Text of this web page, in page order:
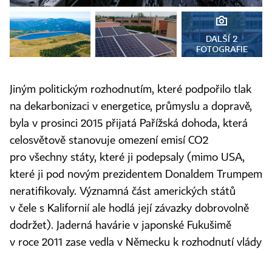
DALŠÍ 2
FOTOGRAFIE
Jiným politickým rozhodnutím, které podpořilo tlak
na dekarbonizaci v energetice, průmyslu a dopravě,
byla v prosinci 2015 přijatá Pařížská dohoda, která
celosvětově stanovuje omezení emisí CO2
pro všechny státy, které ji podepsaly (mimo USA,
které ji pod novým prezidentem Donaldem Trumpem
neratifikovaly. Významná část amerických států
v čele s Kalifornií ale hodlá její závazky dobrovolně
dodržet). Jaderná havárie v japonské Fukušimě
v roce 2011 zase vedla v Německu k rozhodnutí vlády